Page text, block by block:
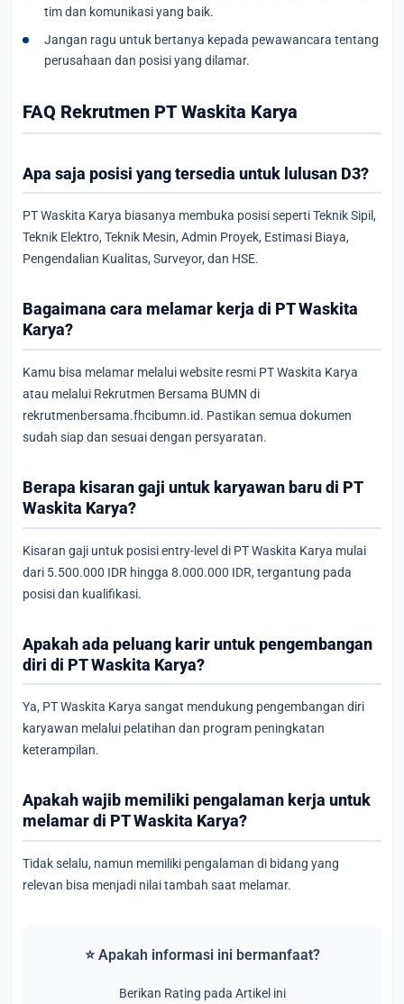
tim dan komunikasi yang baik.
Jangan ragu untuk bertanya kepada pewawancara tentang
perusahaan dan posisi yang dilamar.
FAQ Rekrutmen PT Waskita Karya
Apa saja posisi yang tersedia untuk lulusan D3?
PT Waskita Karya biasanya membuka posisi seperti Teknik Sipil,
Teknik Elektro, Teknik Mesin, Admin Proyek, Estimasi Biaya,
Pengendalian Kualitas, Surveyor, dan HSE.
Bagaimana cara melamar kerja di PT Waskita
Karya?
Kamu bisa melamar melalui website resmi PT Waskita Karya
atau melalui Rekrutmen Bersama BUMN di
rekrutmenbersama.fhcibumn.id. Pastikan semua dokumen
sudah siap dan sesuai dengan persyaratan.
Berapa kisaran gaji untuk karyawan baru di PT
Waskita Karya?
Kisaran gaji untuk posisi entry-level di PT Waskita Karya mulai
dari 5.500.000 IDR hingga 8.000.000 IDR, tergantung pada
posisi dan kualifikasi.
Apakah ada peluang karir untuk pengembangan
diri di PT Waskita Karya?
Ya, PT Waskita Karya sangat mendukung pengembangan diri
karyawan melalui pelatihan dan program peningkatan
keterampilan.
Apakah wajib memiliki pengalaman kerja untuk
melamar di PT Waskita Karya?
Tidak selalu, namun memiliki pengalaman di bidang yang
relevan bisa menjadi nilai tambah saat melamar.
⭐ Apakah informasi ini bermanfaat?
Berikan Rating pada Artikel ini